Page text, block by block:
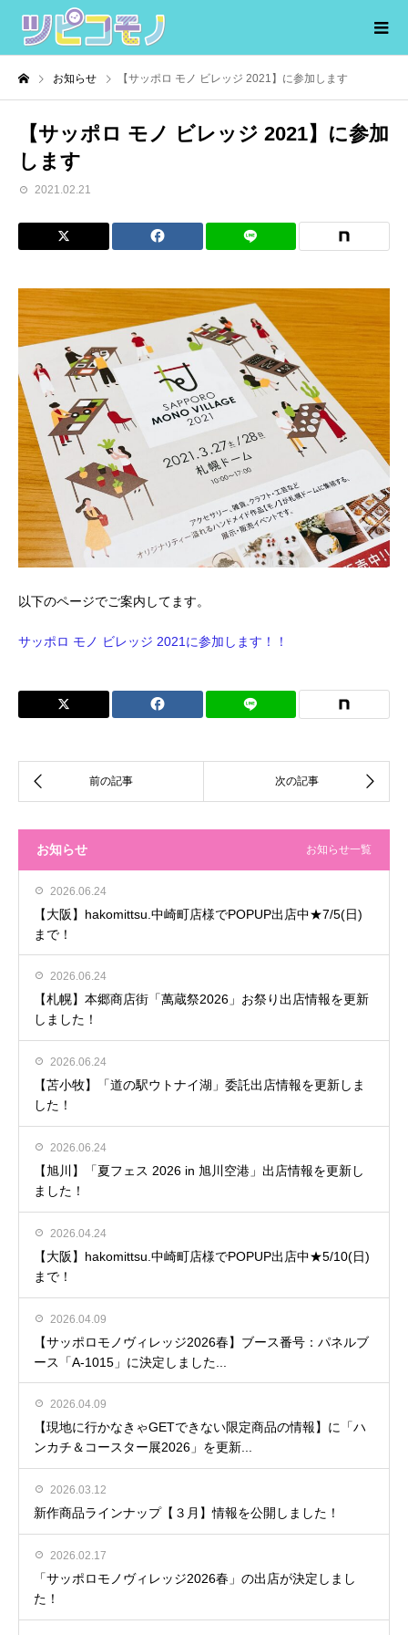
お知らせ 【サッポロ モノ ビレッジ 2021】に参加します
【サッポロ モノ ビレッジ 2021】に参加
します
2021.02.21
以下のページでご案内してます。
サッポロ モノ ビレッジ 2021に参加します！！
お知らせ お知らせ一覧
2026.06.24
【大阪】hakomittsu.中崎町店様でPOPUP出店中★7/5(日)
まで！
2026.06.24
【札幌】本郷商店街「萬蔵祭2026」お祭り出店情報を更新
しました！
2026.06.24
【苫小牧】「道の駅ウトナイ湖」委託出店情報を更新しま
した！
2026.06.24
【旭川】「夏フェス 2026 in 旭川空港」出店情報を更新し
ました！
2026.04.24
【大阪】hakomittsu.中崎町店様でPOPUP出店中★5/10(日)
まで！
2026.04.09
【サッポロモノヴィレッジ2026春】ブース番号：パネルブ
ース「A-1015」に決定しました...
2026.04.09
【現地に行かなきゃGETできない限定商品の情報】に「ハ
ンカチ＆コースター展2026」を更新...
2026.03.12
新作商品ラインナップ【３月】情報を公開しました！
2026.02.17
「サッポロモノヴィレッジ2026春」の出店が決定しまし
た！